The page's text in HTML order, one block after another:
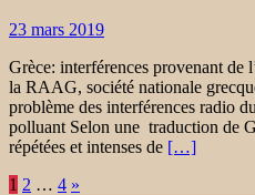
23 mars 2019
Grèce: interférences provenant de
la RAAG, société nationale
problème des interférences radio
polluant Selon une traduction de
répétées et intenses de […]
Navigation
1 2 … 4 »